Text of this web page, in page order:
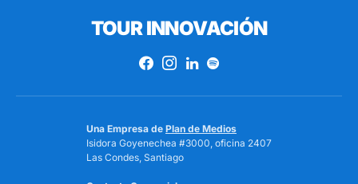
TOUR INNOVACIÓN
Una Empresa de Plan de Medios
Isidora Goyenechea #3000, oficina 2407
Las Condes, Santiago